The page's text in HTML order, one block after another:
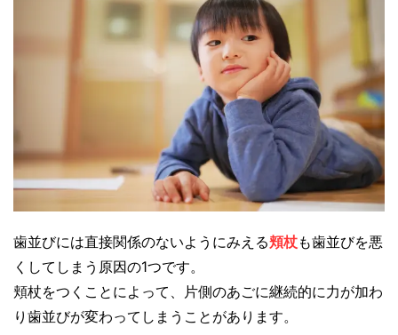
歯並びには直接関係のないようにみえる頬杖も歯並びを悪
くしてしまう原因の1つです。
頬杖をつくことによって、片側のあごに継続的に力が加わ
り歯並びが変わってしまうことがあります。